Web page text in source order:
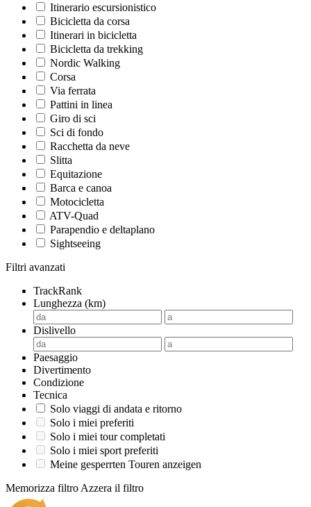
Itinerario escursionistico
Bicicletta da corsa
Itinerari in bicicletta
Bicicletta da trekking
Nordic Walking
Corsa
Via ferrata
Pattini in linea
Giro di sci
Sci di fondo
Racchetta da neve
Slitta
Equitazione
Barca e canoa
Motocicletta
ATV-Quad
Parapendio e deltaplano
Sightseeing
Filtri avanzati
TrackRank
Lunghezza (km)
Dislivello
Paesaggio
Divertimento
Condizione
Tecnica
Solo viaggi di andata e ritorno
Solo i miei preferiti
Solo i miei tour completati
Solo i miei sport preferiti
Meine gesperrten Touren anzeigen
Memorizza filtro Azzera il filtro